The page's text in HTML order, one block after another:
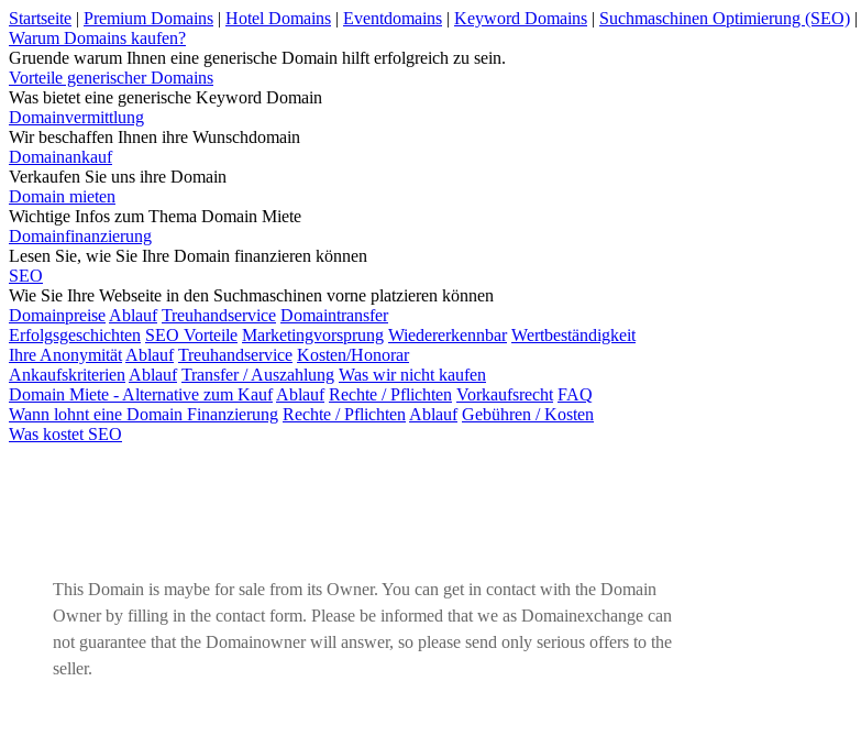
Startseite | Premium Domains | Hotel Domains | Eventdomains | Keyword Domains | Suchmaschinen Optimierung (SEO) |
Warum Domains kaufen?
Gruende warum Ihnen eine generische Domain hilft erfolgreich zu sein.
Vorteile generischer Domains
Was bietet eine generische Keyword Domain
Domainvermittlung
Wir beschaffen Ihnen ihre Wunschdomain
Domainankauf
Verkaufen Sie uns ihre Domain
Domain mieten
Wichtige Infos zum Thema Domain Miete
Domainfinanzierung
Lesen Sie, wie Sie Ihre Domain finanzieren können
SEO
Wie Sie Ihre Webseite in den Suchmaschinen vorne platzieren können
Domainpreise Ablauf Treuhandservice Domaintransfer
Erfolgsgeschichten SEO Vorteile Marketingvorsprung Wiedererkennbar Wertbeständigkeit
Ihre Anonymität Ablauf Treuhandservice Kosten/Honorar
Ankaufskriterien Ablauf Transfer / Auszahlung Was wir nicht kaufen
Domain Miete - Alternative zum Kauf Ablauf Rechte / Pflichten Vorkaufsrecht FAQ
Wann lohnt eine Domain Finanzierung Rechte / Pflichten Ablauf Gebühren / Kosten
Was kostet SEO
This Domain is maybe for sale from its Owner. You can get in contact with the Domain
Owner by filling in the contact form. Please be informed that we as Domainexchange can
not guarantee that the Domainowner will answer, so please send only serious offers to the
seller.